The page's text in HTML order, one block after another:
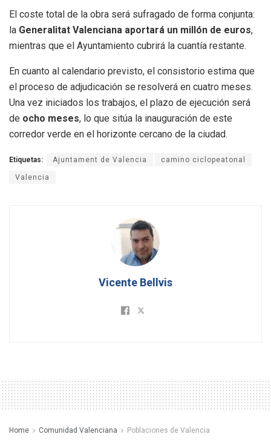
El coste total de la obra será sufragado de forma conjunta:
la Generalitat Valenciana aportará un millón de euros,
mientras que el Ayuntamiento cubrirá la cuantía restante.
En cuanto al calendario previsto, el consistorio estima que
el proceso de adjudicación se resolverá en cuatro meses.
Una vez iniciados los trabajos, el plazo de ejecución será
de ocho meses, lo que sitúa la inauguración de este
corredor verde en el horizonte cercano de la ciudad.
Etiquetas: Ajuntament de Valencia camino ciclopeatonal
Valencia
Vicente Bellvis
Home Comunidad Valenciana Poblaciones de Valencia